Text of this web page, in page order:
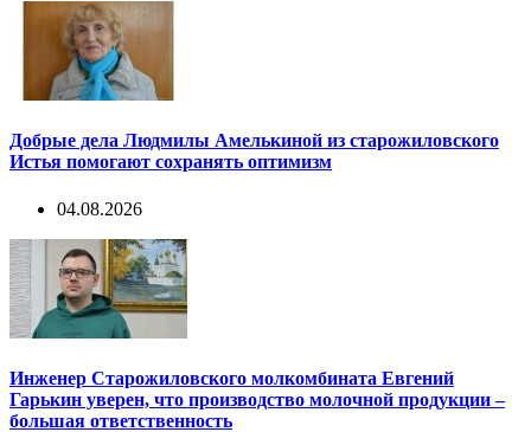
Добрые дела Людмилы Амелькиной из старожиловского
Истья помогают сохранять оптимизм
04.08.2026
Инженер Старожиловского молкомбината Евгений
Гарькин уверен, что производство молочной продукции –
большая ответственность